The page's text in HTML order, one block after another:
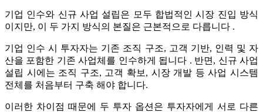
기업 인수와 신규 사업 설립은 모두 합법적인 시장 진입 방식
이지만, 이 두 가지 방식의 본질은 근본적으로 다릅니다 .
기업 인수 시 투자자는 기존 조직 구조, 고객 기반, 인력 및 자
산을 포함한 기존 사업체를 인수하게 됩니다 . 반면, 신규 사업
설립 시에는 조직 구조, 고객 확보, 시장 개발 등 사업 시스템
전체를 처음부터 구축 해야 합니다.
이러한 차이점 때문에 두 투자 옵션은 투자자에게 서로 다른